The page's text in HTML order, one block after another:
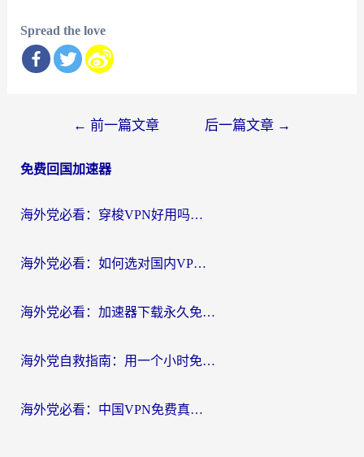
Spread the love
导
← 前一篇文章 后一篇文章 →
免费回国加速器
海外党必看：穿梭VPN好用吗？和云帆VPN对比哪个回国效果更好？附真实测评+避坑指南
海外党必看：如何选对国内VPN，实现无缝访问国内资源？
海外党必看：加速器下载永久免费版真的存在吗？教你无缝访问国内资源的正确姿势
海外党自救指南：用一个小时免费加速器，轻松打破国内资源访问壁垒？
海外党必看：中国VPN免费真的靠谱吗？手把手教你选对回国加速器